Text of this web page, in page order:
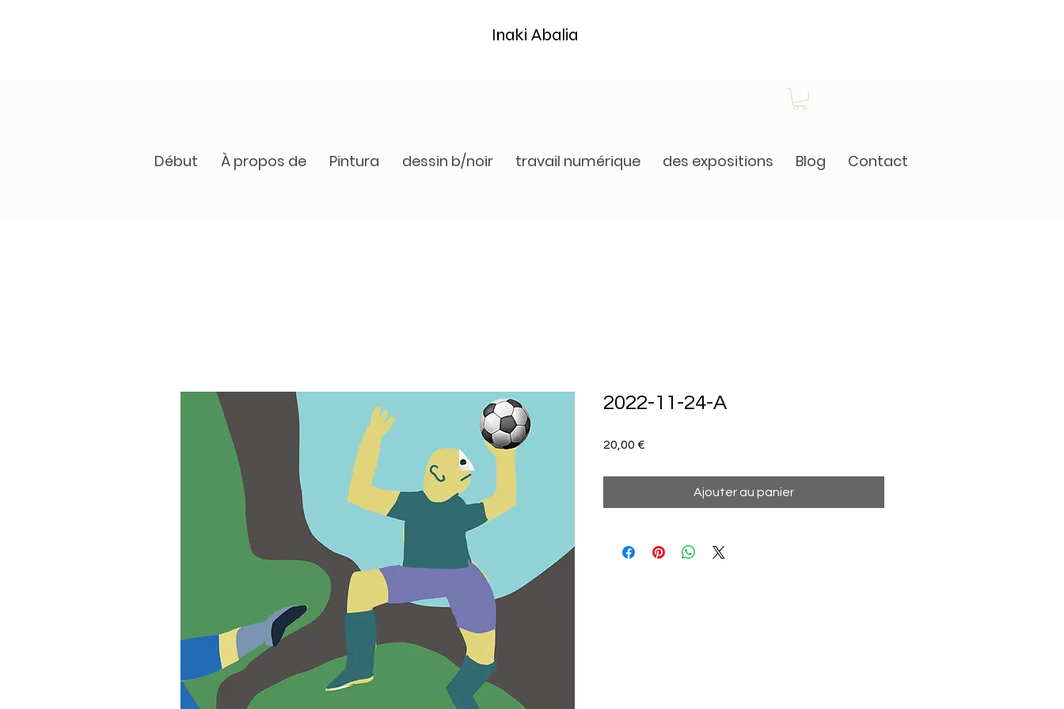
Début À propos de Pintura dessin b/noir travail numérique des expositions Blog Contact
Inaki Abalia
2022-11-24-A
20,00 €
Ajouter au panier